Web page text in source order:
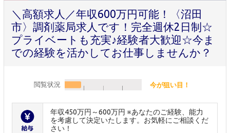
＼高額求人／年収600万円可能！〈沼田
市〉調剤薬局求人です！完全週休2日制☆
プライベートも充実♪経験者大歓迎☆今ま
での経験を活かしてお仕事しませんか？
閲覧状況 今が狙い目！
年収450万円～600万円 ※あなたのご経験、能力
を考慮して決定いたします。お気軽にご相談くだ
さい！